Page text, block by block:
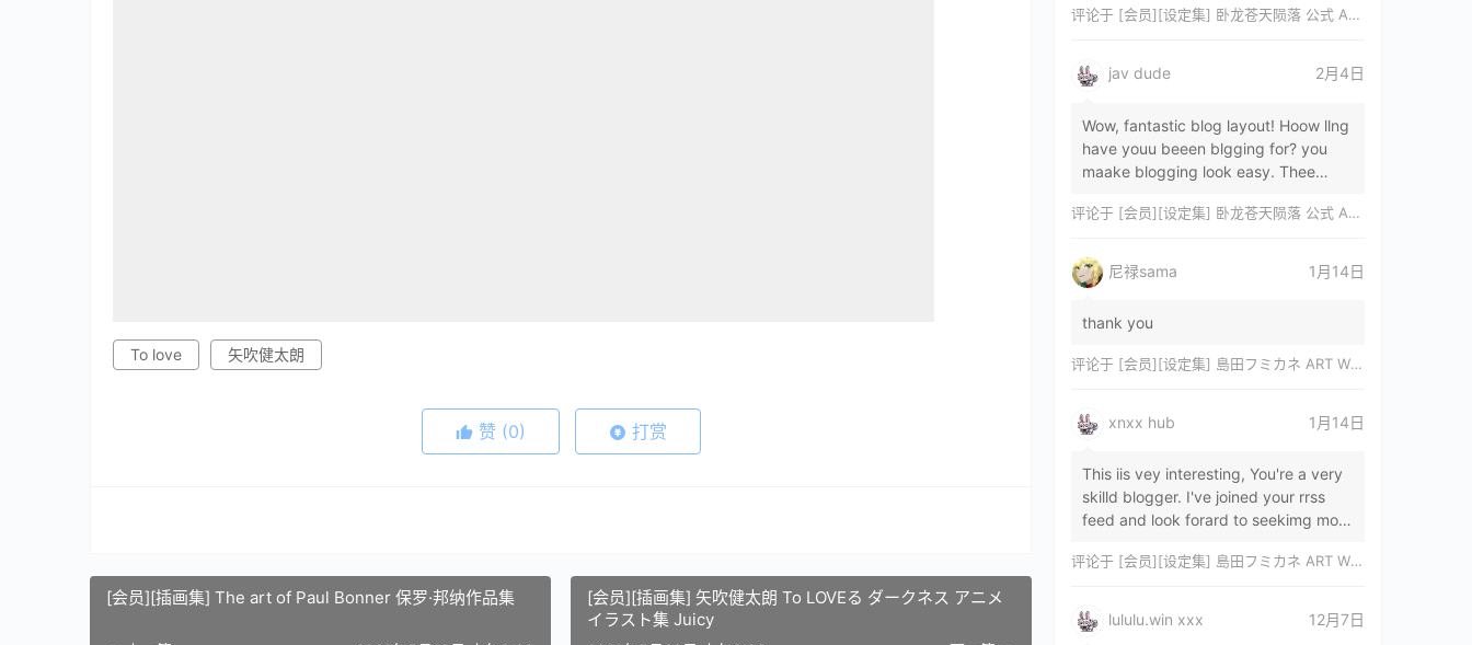
To love 矢吹健太朗
赞 (0) 打赏
[会员][插画集] The art of Paul Bonner 保罗·邦纳作品集
[会员][插画集] 矢吹健太朗 To LOVEる ダークネス アニメ
イラスト集 Juicy
评论于 [会员][设定集] 卧龙苍天陨落 公式 ARTWORKS[DL]
jav dude 2月4日
Wow, fantastic blog layout! Hoow llng
have youu beeen blgging for? you
maake blogging look easy. Thee
magnificent, let…
评论于 [会员][设定集] 卧龙苍天陨落 公式 ARTWORKS[DL]
尼禄sama 1月14日
thank you
评论于 [会员][设定集] 島田フミカネ ART WORKS EXTRA Luminous Witches[DL]
xnxx hub 1月14日
This iis vey interesting, You're a very
skilld blogger. I've joined your rrss
feed and look forard to seekimg mor
评论于 [会员][设定集] 島田フミカネ ART WORKS EXTRA Luminous Witches[DL]
lululu.win xxx 12月7日